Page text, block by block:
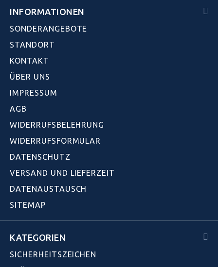
INFORMATIONEN
SONDERANGEBOTE
STANDORT
KONTAKT
ÜBER UNS
IMPRESSUM
AGB
WIDERRUFSBELEHRUNG
WIDERRUFSFORMULAR
DATENSCHUTZ
VERSAND UND LIEFERZEIT
DATENAUSTAUSCH
SITEMAP
KATEGORIEN
SICHERHEITSZEICHEN